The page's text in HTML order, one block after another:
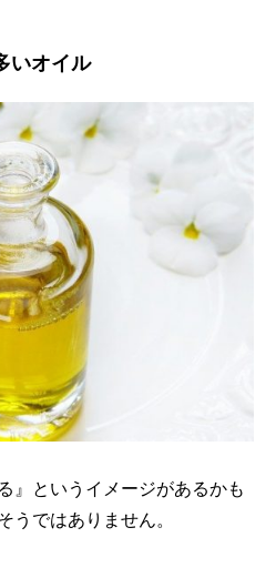
いオイル
』というイメージがあるかも
うではありません。